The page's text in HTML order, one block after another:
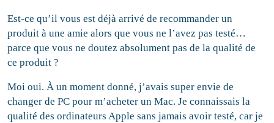
Est-ce qu’il vous est déjà arrivé de recommander un
produit à une amie alors que vous ne l’avez pas testé…
parce que vous ne doutez absolument pas de la qualité de
ce produit ?
Moi oui. À un moment donné, j’avais super envie de
changer de PC pour m’acheter un Mac. Je connaissais la
qualité des ordinateurs Apple sans jamais avoir testé, car je